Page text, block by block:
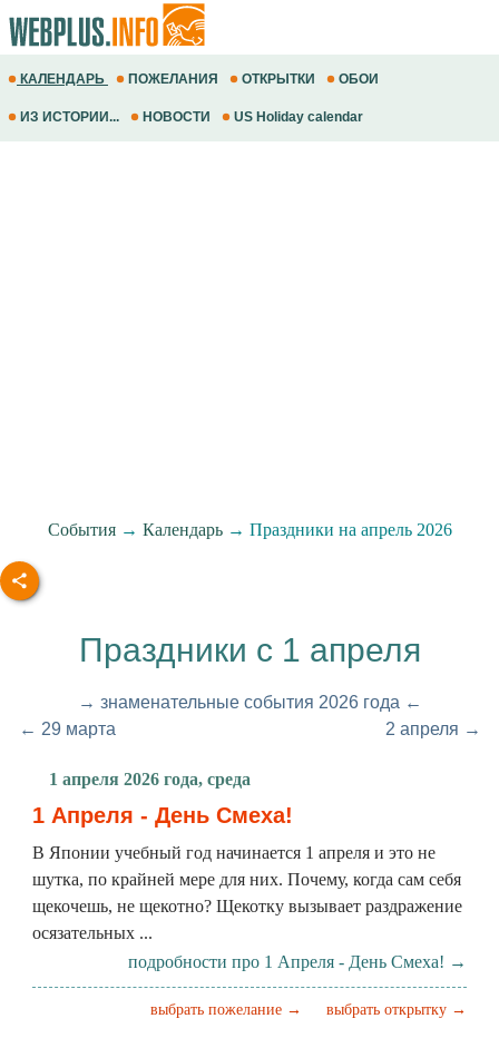
КАЛЕНДАРЬ ПОЖЕЛАНИЯ ОТКРЫТКИ ОБОИ
ИЗ ИСТОРИИ... НОВОСТИ US Holiday calendar
События→ Календарь→ Праздники на апрель 2026
Праздники с 1 апреля
→ знаменательные события 2026 года ←
← 29 марта
2 апреля →
1 апреля 2026 года, среда
1 Апреля - День Смеха!
В Японии учебный год начинается 1 апреля и это не
шутка, по крайней мере для них. Почему, когда сам себя
щекочешь, не щекотно? Щекотку вызывает раздражение
осязательных ...
подробности про 1 Апреля - День Смеха! →
выбрать открытку →
выбрать пожелание →